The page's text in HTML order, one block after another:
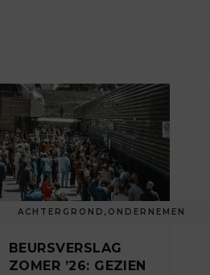
ACHTERGROND , ONDERNEMEN
BEURSVERSLAG
ZOMER ’26: GEZIEN